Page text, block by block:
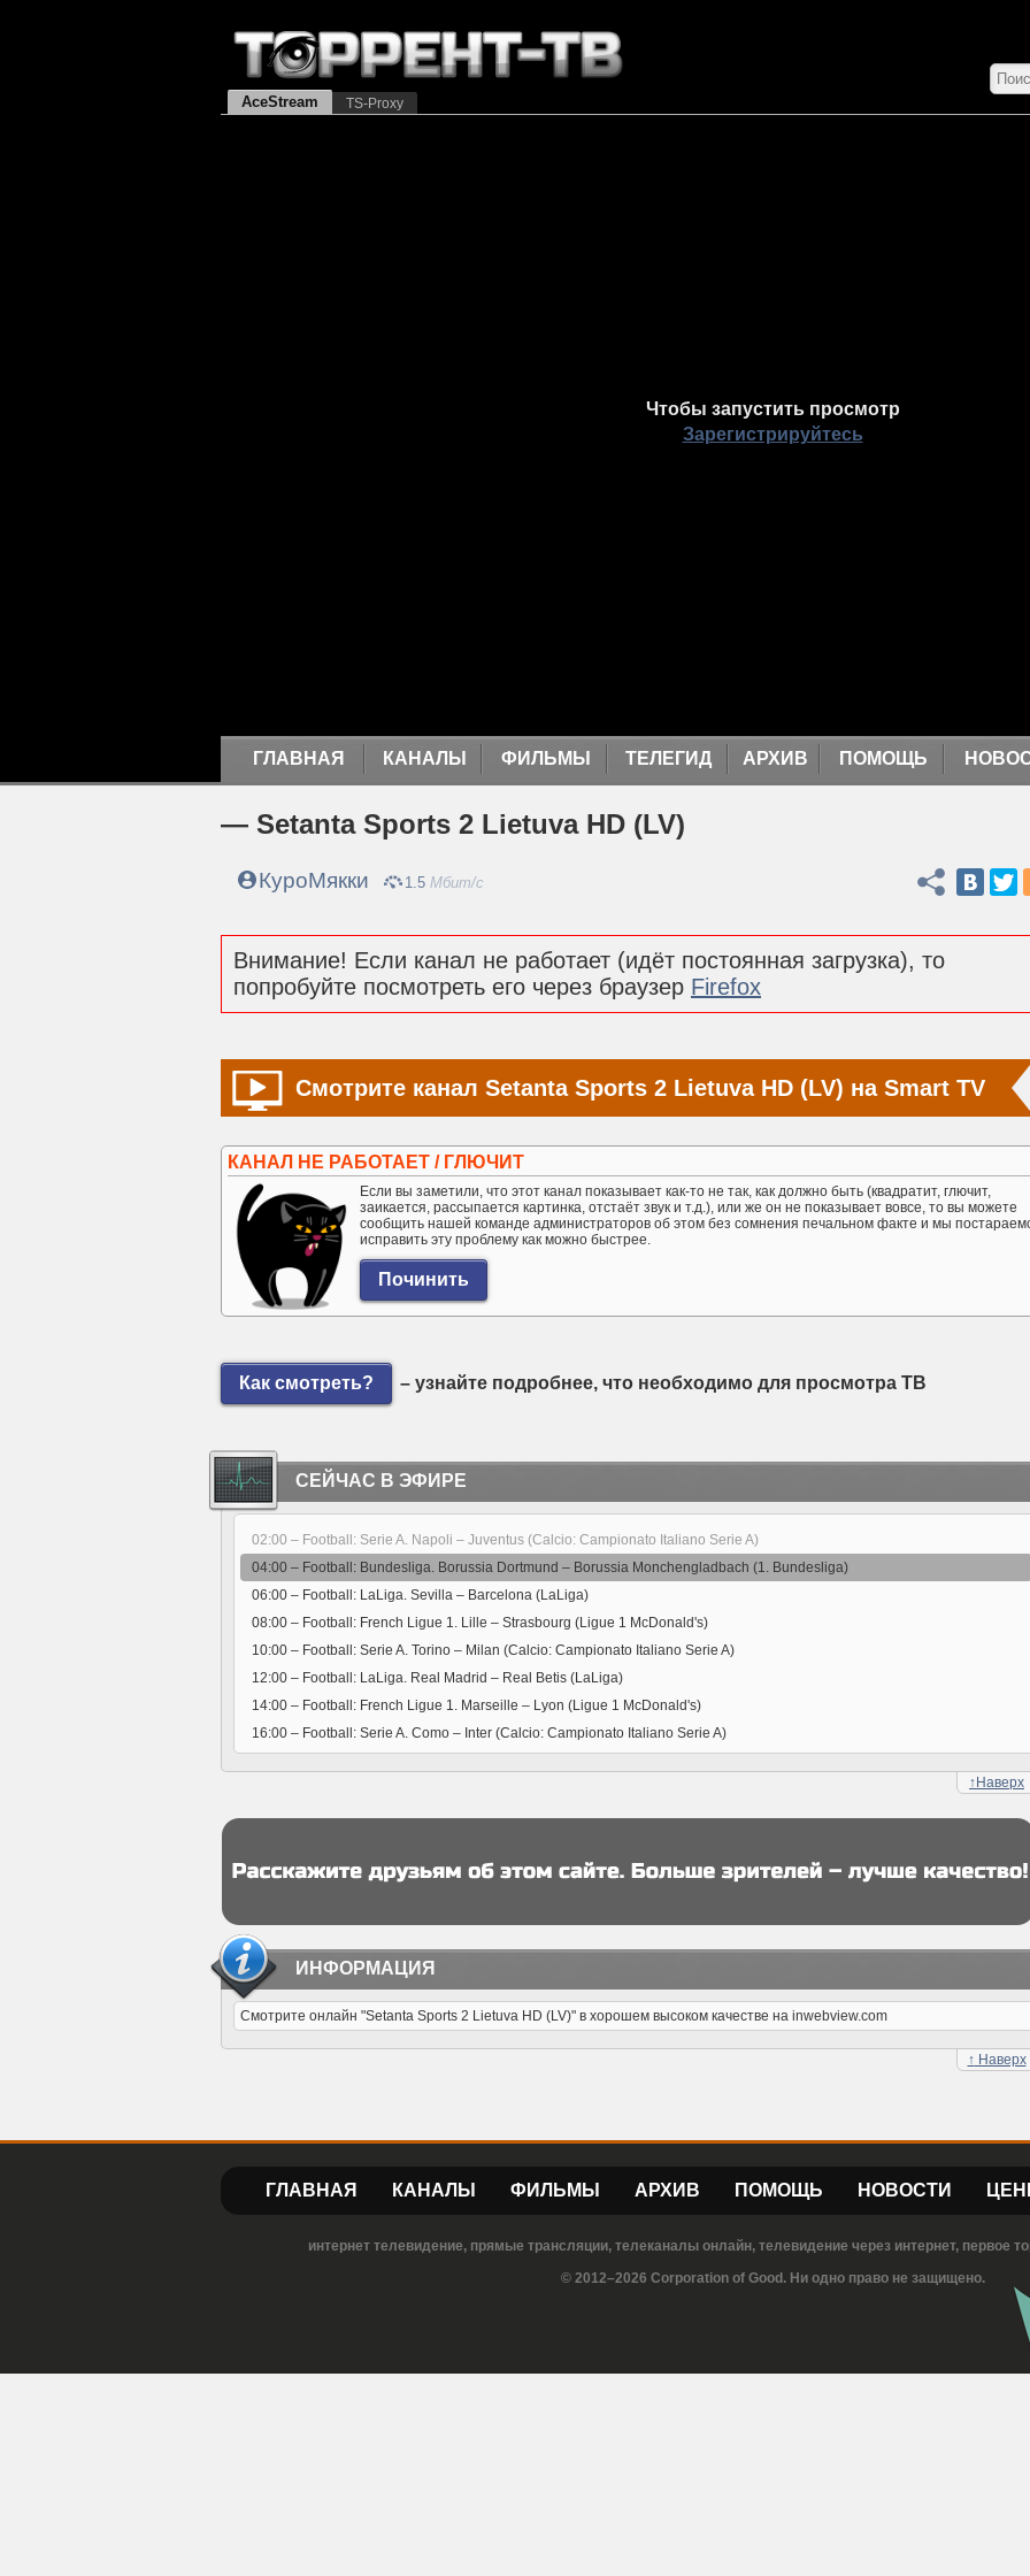
AceStream TS-Proxy
Чтобы запустить просмотр
Зарегистрируйтесь
ГЛАВНАЯ КАНАЛЫ ФИЛЬМЫ ТЕЛЕГИД АРХИВ ПОМОЩЬ
— Setanta Sports 2 Lietuva HD (LV)
КуроМякки 1.5 Мбит/с Поделиться
Внимание! Если канал не работает (идёт постоянная загрузка), то
попробуйте посмотреть его через браузер Firefox
Смотрите канал Setanta Sports 2 Lietuva HD (LV) на Smart TV
КАНАЛ НЕ РАБОТАЕТ / ГЛЮЧИТ
Если вы заметили, что этот канал показывает как-то не так, как должно быть (квадратит, глючит,
заикается, рассыпается картинка, отстаёт звук и т.д.), или же он не показывает вовсе, то вы можете
сообщить нашей команде администраторов об этом без сомнения печальном факте и мы
исправить эту проблему как можно быстрее.
Как смотреть? – узнайте подробнее, что необходимо для просмотра ТВ
СЕЙЧАС В ЭФИРЕ
02:00 – Football: Serie A. Napoli – Juventus (Calcio: Campionato Italiano Serie A)
04:00 – Football: Bundesliga. Borussia Dortmund – Borussia Monchengladbach (1. Bundesliga)
06:00 – Football: LaLiga. Sevilla – Barcelona (LaLiga)
08:00 – Football: French Ligue 1. Lille – Strasbourg (Ligue 1 McDonald's)
10:00 – Football: Serie A. Torino – Milan (Calcio: Campionato Italiano Serie A)
12:00 – Football: LaLiga. Real Madrid – Real Betis (LaLiga)
14:00 – Football: French Ligue 1. Marseille – Lyon (Ligue 1 McDonald's)
16:00 – Football: Serie A. Como – Inter (Calcio: Campionato Italiano Serie A)
↑ Наверх
ИНФОРМАЦИЯ
Смотрите онлайн "Setanta Sports 2 Lietuva HD (LV)" в хорошем высоком качестве на inwebview.com
↑ Наверх
ГЛАВНАЯ КАНАЛЫ ФИЛЬМЫ АРХИВ ПОМОЩЬ НОВОСТИ
интернет телевидение, прямые трансляции, телеканалы онлайн, телевидение через интернет, первое
© 2012–2026 Corporation of Good. Ни одно право не защищено.